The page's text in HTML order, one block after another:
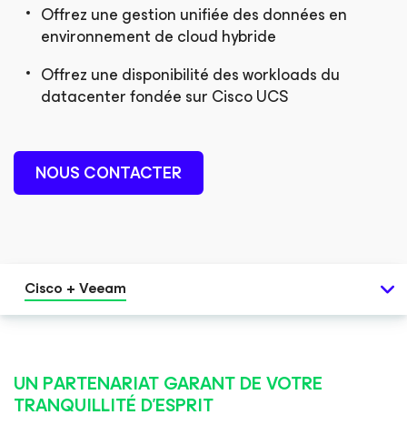
Offrez une gestion unifiée des données en
environnement de cloud hybride
Offrez une disponibilité des workloads du
datacenter fondée sur Cisco UCS
NOUS CONTACTER
Cisco + Veeam
UN PARTENARIAT GARANT DE VOTRE
TRANQUILLITÉ D’ESPRIT